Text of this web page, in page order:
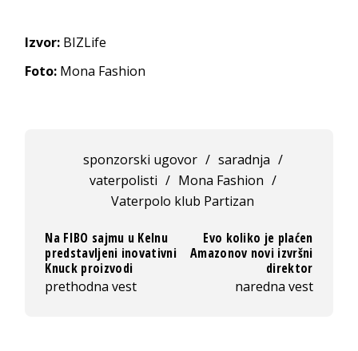
Izvor: BIZLife
Foto: Mona Fashion
sponzorski ugovor / saradnja /
vaterpolisti / Mona Fashion /
Vaterpolo klub Partizan
Na FIBO sajmu u Kelnu
predstavljeni inovativni
Knuck proizvodi
prethodna vest
Evo koliko je plaćen
Amazonov novi izvršni
direktor
naredna vest